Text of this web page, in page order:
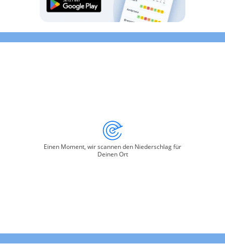
Einen Moment, wir scannen den Niederschlag für
Deinen Ort